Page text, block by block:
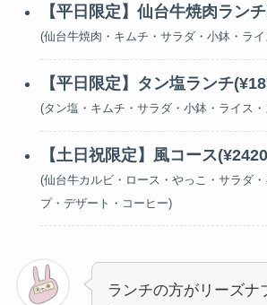
【平日限定】仙台牛焼肉ラン
(仙台牛焼肉・キムチ・サラダ・小鉢・ラ
【平日限定】タン塩ランチ
(タン塩・キムチ・サラダ・小鉢・ライス
【土日祝限定】風コース
(仙台牛カルビ・ロース・やっこ・サラダ
プ・デザート・コーヒー)
ランチの方がリーズナ